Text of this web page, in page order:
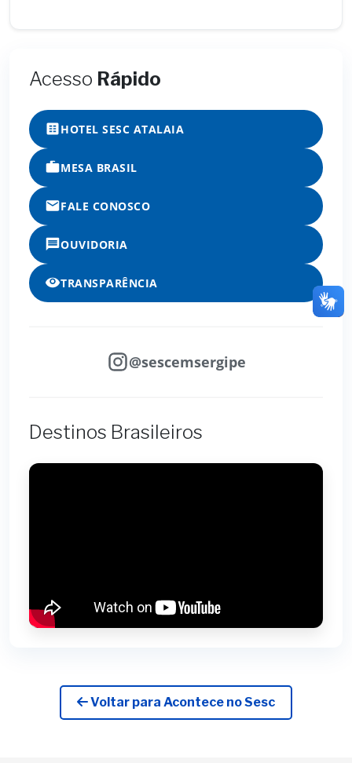
Acesso Rápido
HOTEL SESC ATALAIA
MESA BRASIL
FALE CONOSCO
OUVIDORIA
TRANSPARÊNCIA
@sescemsergipe
Destinos Brasileiros
Voltar para Acontece no Sesc